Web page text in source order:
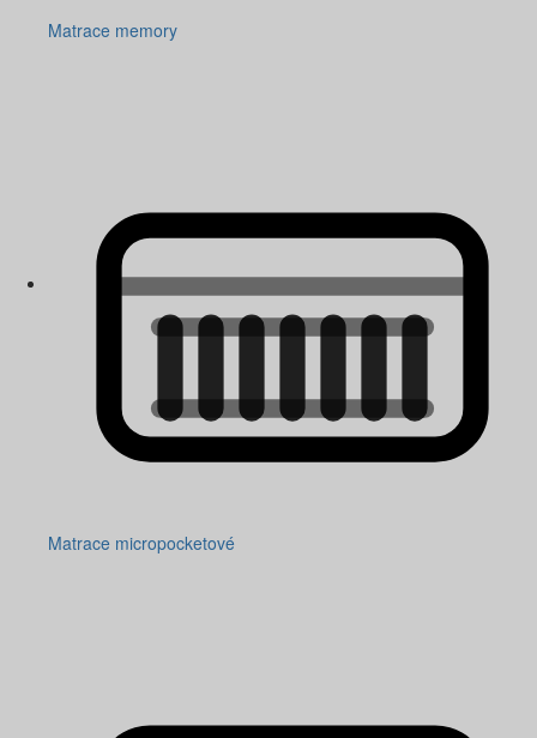
Matrace memory
Matrace micropocketové